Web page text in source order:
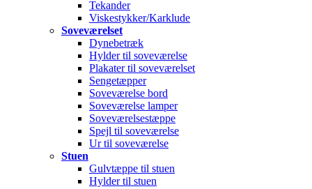
Tekander
Viskestykker/Karklude
Soveværelset
Dynebetræk
Hylder til soveværelse
Plakater til soveværelset
Sengetæpper
Soveværelse bord
Soveværelse lamper
Soveværelsestæppe
Spejl til soveværelse
Ur til soveværelse
Stuen
Gulvtæppe til stuen
Hylder til stuen